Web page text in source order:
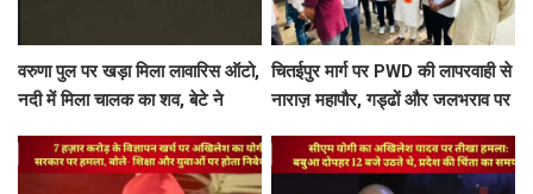
वरुणा पुल पर खड़ा मिला लावारिस ऑटो,
नदी में मिला चालक का शव, बेटे ने
चितईपुर मार्ग पर PWD की लापरवाही से
नाराज़ महापौर, गड्ढों और जलभराव पर